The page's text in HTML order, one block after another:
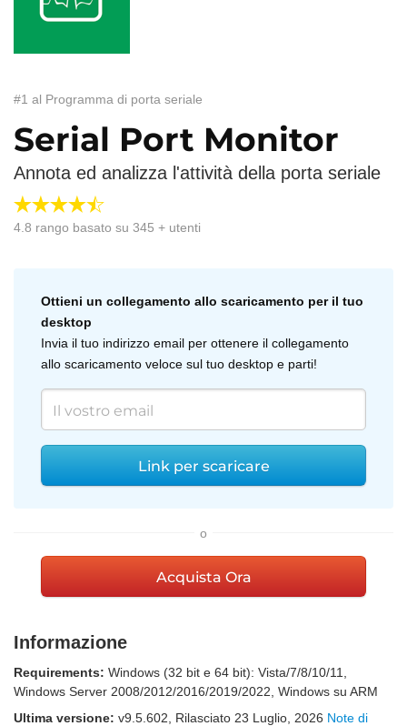
#1 al Programma di porta seriale
Serial Port Monitor
Annota ed analizza l'attività della porta seriale
4.8 rango basato su 345 + utenti
Ottieni un collegamento allo scaricamento per il tuo
desktop
Invia il tuo indirizzo email per ottenere il collegamento
allo scaricamento veloce sul tuo desktop e parti!
Link per scaricare
o
Acquista Ora
Informazione
Requirements: Windows (32 bit e 64 bit): Vista/7/8/10/11,
Windows Server 2008/2012/2016/2019/2022, Windows su ARM
Ultima versione: v9.5.602 , Rilasciato 23 Luglio, 2026 Note di